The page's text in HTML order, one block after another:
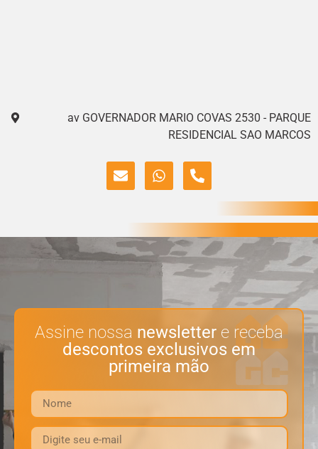
av GOVERNADOR MARIO COVAS 2530 - PARQUE
RESIDENCIAL SAO MARCOS
Assine nossa newsletter e receba
descontos exclusivos em
primeira mão